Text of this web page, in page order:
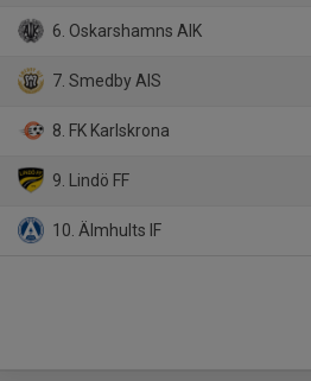
6. Oskarshamns AIK
7. Smedby AIS
8. FK Karlskrona
9. Lindö FF
10. Älmhults IF